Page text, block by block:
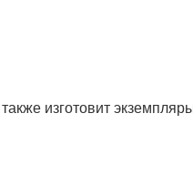
изготовит